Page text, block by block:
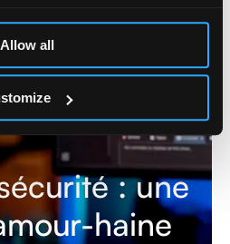
Allow all
: une
haine